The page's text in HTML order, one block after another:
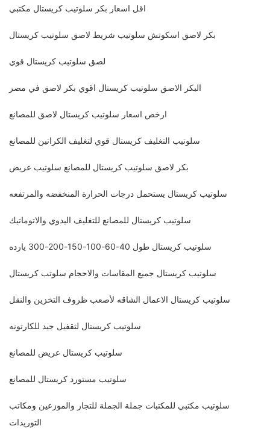
اقل اسعار بكر سلوتيب كريستال مكتبي
بكر لاصق اسكوتش سلوتيب شريط لاصق سلوتيب كريستال
لصق سلوتيب كريستال قوي
البكر الاصق سلوتيب كريستال اقوي بكر لاصق في مصر
ارخص اسعار سلوتيب كريستال لاصق للمصانع
سلوتيب التغليف كريستال قوي لتغليف الكراتين للمصانع
بكر لاصق سلوتيب كريستال للمصانع سلوتيب عريض
سلوتيب كريستال يستحمل درجات الحرارة المنخفضه والمرتفعه
سلوتيب كريستال للمصانع للتغليف اليدوي والاتوماتيك
سلوتيب كريستال طول 40-60-100-150-200-300 يارده
سلوتيب كريستال جميع المقاسات والاحجام سلوتب كريستال
سلوتيب كريستال الاعمال الشاقه لأصعب ظروف التخزين والنقل
سلوتيب كريستال لتقفيل جيد للكارتونه
سلوتيب كريستال عريض للمصانع
سلوتيب مستورد كريستال للمصانع
سلوتيب مكتبي للمكتبات جملة الجملة للتجار والموزعين ومكاتب
التوريدات